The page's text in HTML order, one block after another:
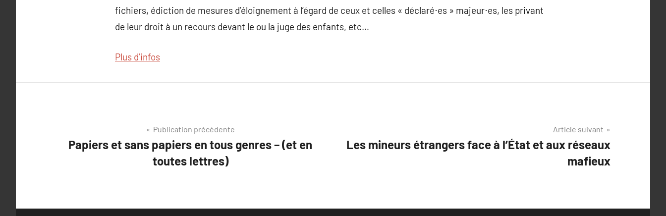
fichiers, édiction de mesures d’éloignement à l’égard de ceux et celles « déclaré⋅es » majeur⋅es, les privant
de leur droit à un recours devant le ou la juge des enfants, etc…
Plus d’infos
de
Publication précédente
Papiers et sans papiers en tous genres – (et en
toutes lettres)
Article suivant
Les mineurs étrangers face à l’État et aux réseaux
mafieux